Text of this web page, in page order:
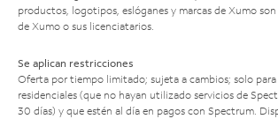
productos, logotipos, eslóganes y marcas de Xumo
de Xumo o sus licenciatarios.
Se aplican restricciones
Oferta por tiempo limitado; sujeta a cambios; solo
residenciales (que no hayan utilizado servicios de
30 días) y que estén al día en pagos con Spectrum.